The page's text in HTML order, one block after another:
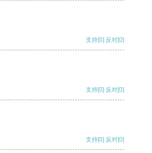
支持[0] 反对[0]
支持[0] 反对[0]
支持[0] 反对[0]